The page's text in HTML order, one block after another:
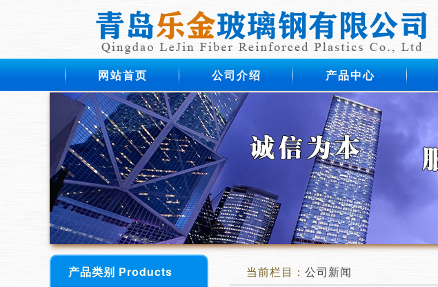
网站首页 公司介绍 产品中心
产品类别 Products 当前栏目： 公司新闻